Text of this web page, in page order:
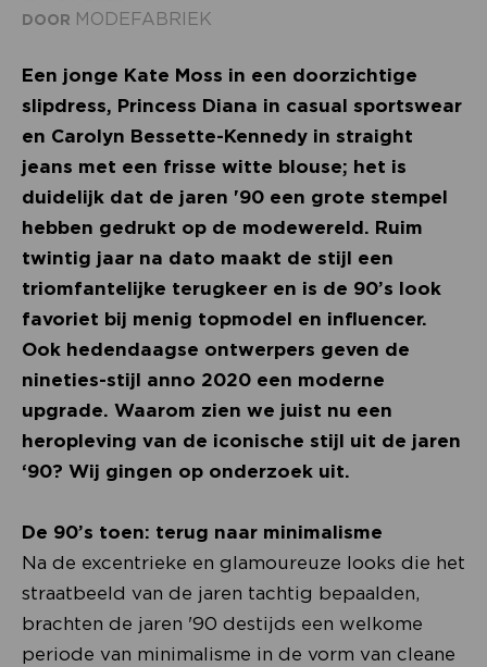
DOOR MODEFABRIEK
Een jonge Kate Moss in een doorzichtige
slipdress, Princess Diana in casual sportswear
en Carolyn Bessette-Kennedy in straight
jeans met een frisse witte blouse; het is
duidelijk dat de jaren '90 een grote stempel
hebben gedrukt op de modewereld. Ruim
twintig jaar na dato maakt de stijl een
triomfantelijke terugkeer en is de 90’s look
favoriet bij menig topmodel en influencer.
Ook hedendaagse ontwerpers geven de
nineties-stijl anno 2020 een moderne
upgrade. Waarom zien we juist nu een
heropleving van de iconische stijl uit de jaren
‘90? Wij gingen op onderzoek uit.
De 90’s toen: terug naar minimalisme
Na de excentrieke en glamoureuze looks die het
straatbeeld van de jaren tachtig bepaalden,
brachten de jaren '90 destijds een welkome
periode van minimalisme in de vorm van cleane